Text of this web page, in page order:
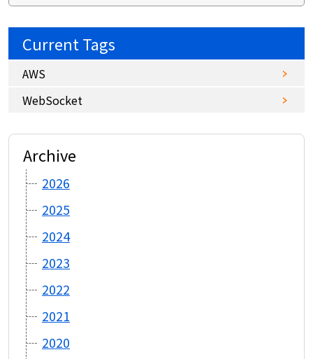
Current Tags
AWS
WebSocket
Archive
2026
2025
2024
2023
2022
2021
2020